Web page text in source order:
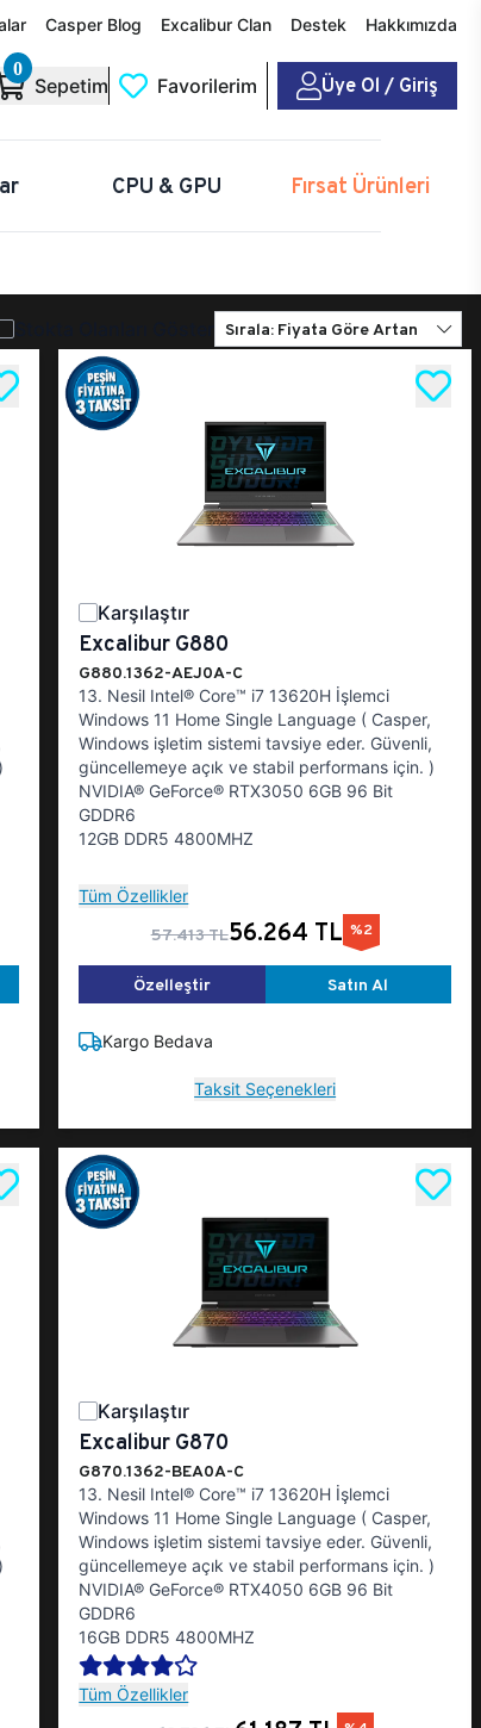
Casper Blog Excalibur Clan Destek Hakkımızda
0
Sepetim Favorilerim Üye Ol / Giriş
CPU & GPU Fırsat Ürünleri
Sırala: Fiyata Göre Artan
Karşılaştır
Excalibur G880
G880.1362-AEJ0A-C
13. Nesil Intel® Core™ i7 13620H İşlemci
Windows 11 Home Single Language ( Casper,
Windows işletim sistemi tavsiye eder. Güvenli,
güncellemeye açık ve stabil performans için. )
NVIDIA® GeForce® RTX3050 6GB 96 Bit
GDDR6
12GB DDR5 4800MHZ
Tüm Özellikler
57.413 TL56.264 TL %2
Özelleştir Satın Al
Kargo Bedava
Taksit Seçenekleri
Karşılaştır
Excalibur G870
G870.1362-BEA0A-C
13. Nesil Intel® Core™ i7 13620H İşlemci
Windows 11 Home Single Language ( Casper,
Windows işletim sistemi tavsiye eder. Güvenli,
güncellemeye açık ve stabil performans için. )
NVIDIA® GeForce® RTX4050 6GB 96 Bit
GDDR6
16GB DDR5 4800MHZ
Tüm Özellikler